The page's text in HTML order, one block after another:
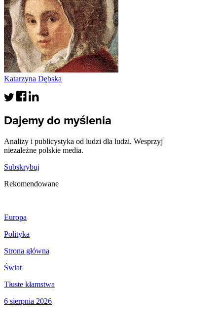
Katarzyna Dębska
Dajemy do myślenia
Analizy i publicystyka od ludzi dla ludzi. Wesprzyj
niezależne polskie media.
Subskrybuj
Rekomendowane
Europa
Polityka
Strona główna
Świat
Tłuste kłamstwa
6 sierpnia 2026